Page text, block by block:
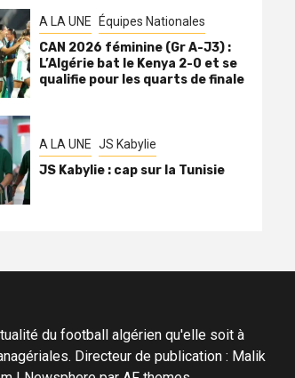
A LA UNE Équipes Nationales
CAN 2026 féminine (Gr A-J3) :
L’Algérie bat le Kenya 2-0 et se
qualifie pour les quarts de finale
A LA UNE JS Kabylie
JS Kabylie : cap sur la Tunisie
du football algérien qu'elle soit à
Directeur de publication : Malik